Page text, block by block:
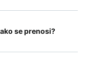
se prenosi?